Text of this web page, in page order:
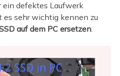
ein defektes Laufwerk
es sehr wichtig kennen zu
auf dem PC ersetzen.